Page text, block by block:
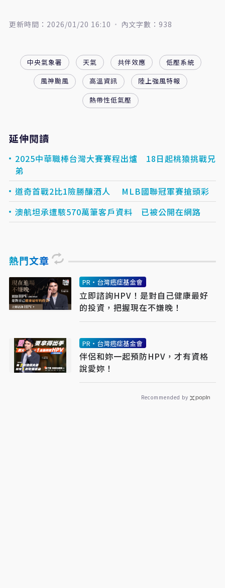
更新時間：2026/01/20 16:10 內文字數：938
中央氣象署 天氣 共伴效應
低壓系統
風神颱風
高溫資訊
陸上強風特報
熱帶性低氣壓
延伸閱讀
2025中華職棒台灣大賽賽程出爐 18日起桃猿挑戰兄
弟
道奇首戰2比1險勝釀酒人 MLB國聯冠軍賽搶頭彩
澳航坦承遭駭570萬筆客戶資料 已被公開在網路
熱門文章
PR・台灣癌症基金會
立即諮詢HPV！是對自己健康最好
的投資，把握現在不嫌晚！
PR・台灣癌症基金會
伴侶和妳一起預防HPV，才有資格
說愛妳！
Recommended by